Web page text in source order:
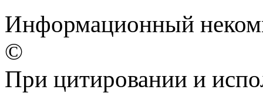
Информационный
©
При цитировании и